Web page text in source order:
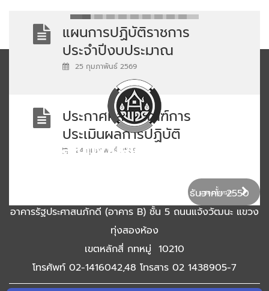
เลขานุการกรม
แผนการปฏิบัติราชการ
ประจำปีงบประมาณ
พ.ศ.2569 สำนักงาน
เลขานุการกรม
25 กุมภาพันธ์ 2569
ประกาศหลักเกณฑ์การ
ประเมินผลการปฏิบัติ
ราชการและการพิจารณา
24 กุมภาพันธ์ 2569
แสดงทั้งหมด
สำนักงานเลขานุการกรม
ศูนย์ราชการเฉลิมพระเกียรติ 80 พรรษา 5 ธันวาคม 2550
อาคารรัฐประศาสนภักดี (อาคาร B) ชั้น 5 ถนนแจ้งวัฒนะ แขวง
ทุ่งสองห้อง
เขตหลักสี่ กทหมู่ 10210
โทรศัพท์ 02-1416042,48 โทรสาร 02 1438905-7